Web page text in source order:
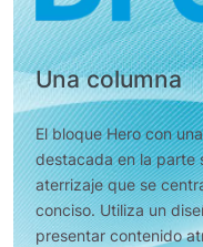
Una columna
El bloque Hero con
destacada en la parte
aterrizaje que se
conciso. Utiliza un
presentar contenido